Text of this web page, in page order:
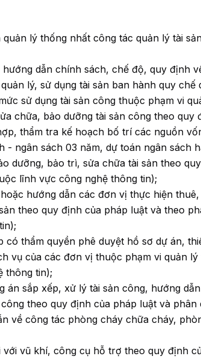
lý thống nhất công tác quản lý tài
dẫn chính sách, chế độ, quy định
lý, sử dụng tài sản ban hành quy
sử dụng tài sản công thuộc phạm vi
chữa, bảo dưỡng tài sản công theo quy
thẩm tra kế hoạch bố trí các nguồn
- ngân sách 03 năm, dự toán ngân sách
dưỡng, bảo trì, sửa chữa tài sản theo
lĩnh vực công nghệ thông tin);
hướng dẫn các đơn vị thực hiện
theo quy định của pháp luật và theo
thẩm quyền phê duyệt hồ sơ dự án,
vụ của các đơn vị thuộc phạm vi quản
thông tin);
án sắp xếp, xử lý tài sản công, hướng
theo quy định của pháp luật và phân
về công tác phòng cháy chữa cháy,
vũ khí, công cụ hỗ trợ theo quy định